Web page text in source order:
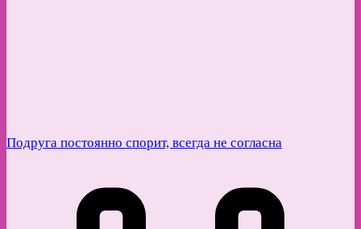
Подруга постоянно спорит, всегда не согласна